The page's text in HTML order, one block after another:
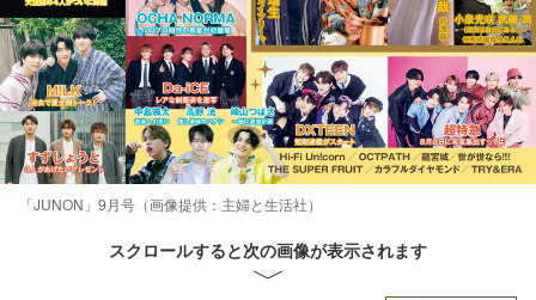
「JUNON」9月号（画像提供：主婦と生活社）
スクロールすると次の画像が表示されます